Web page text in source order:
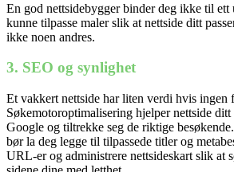
En god nettsidebygger binder deg ikke til ett
kunne tilpasse maler slik at nettside ditt
ikke noen andres.
3. SEO og synlighet
Et vakkert nettside har liten verdi hvis ingen
Søkemotoroptimalisering hjelper nettside ditt
Google og tiltrekke seg de riktige
bør la deg legge til tilpassede titler og
URL-er og administrere nettsideskart slik at